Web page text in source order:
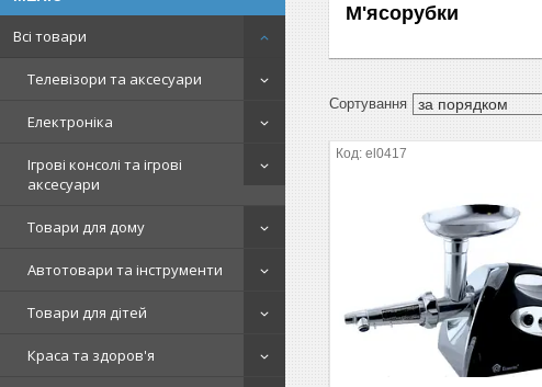
Всі товари
Телевізори та аксесуари
Електроніка
Ігрові консолі та ігрові
аксесуари
Товари для дому
Автотовари та інструменти
Товари для дітей
Краса та здоров'я
М'ясорубки
el0417